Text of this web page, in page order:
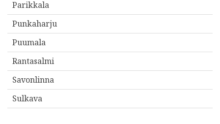
Parikkala
Punkaharju
Puumala
Rantasalmi
Savonlinna
Sulkava